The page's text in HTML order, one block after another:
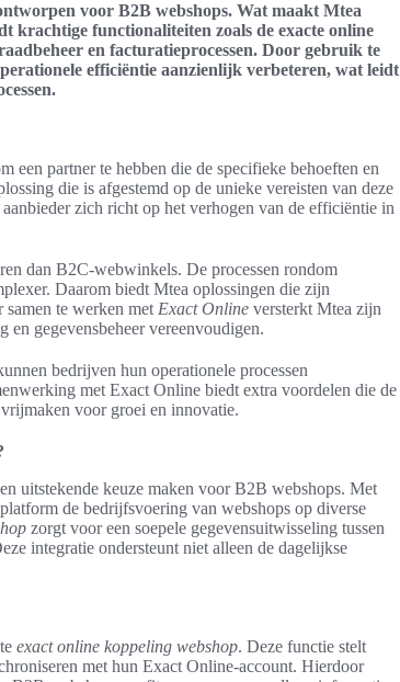
voor B2B webshops. Wat maakt Mtea
krachtige functionaliteiten zoals de exacte online
en facturatieprocessen. Door gebruik te
efficiëntie aanzienlijk verbeteren, wat leidt
een partner te hebben die de specifieke behoeften en
die is afgestemd op de unieke vereisten van deze
aanbieder zich richt op het verhogen van de efficiëntie in
dan B2C-webwinkels. De processen rondom
Daarom biedt Mtea oplossingen die zijn
te werken met Exact Online versterkt Mtea zijn
en gegevensbeheer vereenvoudigen.
bedrijven hun operationele processen
met Exact Online biedt extra voordelen die de
voor groei en innovatie.
uitstekende keuze maken voor B2B webshops. Met
de bedrijfsvoering van webshops op diverse
zorgt voor een soepele gegevensuitwisseling tussen
integratie ondersteunt niet alleen de dagelijkse
exact online koppeling webshop. Deze functie stelt
met hun Exact Online-account. Hierdoor